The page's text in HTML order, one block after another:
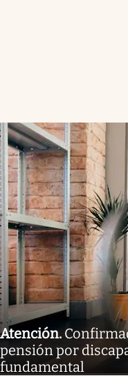
Atención.
pensión por
fundamental